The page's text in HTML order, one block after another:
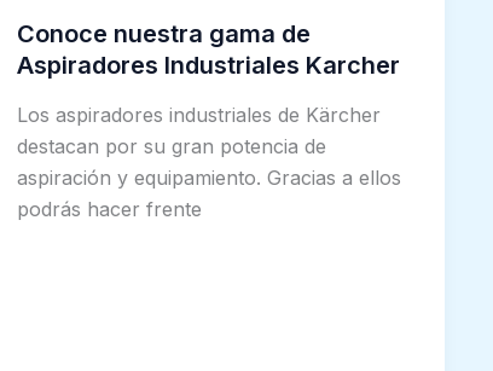
Conoce nuestra gama de
Aspiradores Industriales Karcher
Los aspiradores industriales de Kärcher
destacan por su gran potencia de
aspiración y equipamiento. Gracias a ellos
podrás hacer frente